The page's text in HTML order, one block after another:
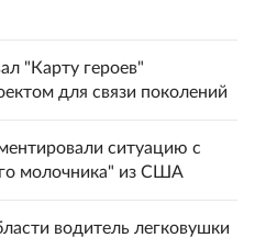
"Карту героев"
для связи поколений
ситуацию с
молочника" из США
водитель легковушки